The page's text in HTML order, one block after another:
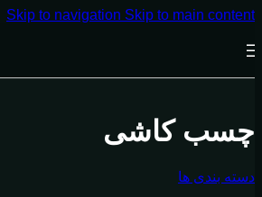
Skip to navigation Skip to main content
چسب کاشی
دسته بندی ها